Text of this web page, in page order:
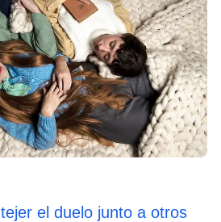
el duelo junto a otros